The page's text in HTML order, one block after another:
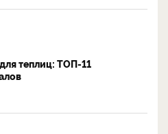
теплиц: ТОП-11